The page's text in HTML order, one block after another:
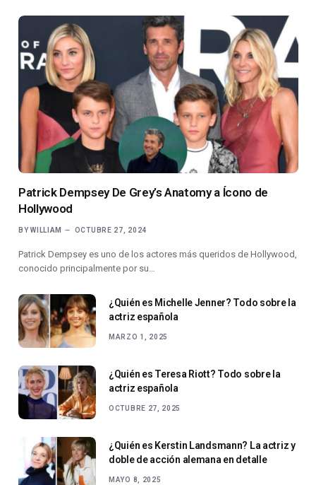
Patrick Dempsey De Grey’s Anatomy a Ícono de
Hollywood
BY WILLIAM OCTUBRE 27, 2024
Patrick Dempsey es uno de los actores más queridos de Hollywood,
conocido principalmente por su…
¿Quién es Michelle Jenner? Todo sobre la
actriz española
MARZO 1, 2025
¿Quién es Teresa Riott? Todo sobre la
actriz española
OCTUBRE 27, 2025
¿Quién es Kerstin Landsmann? La actriz y
doble de acción alemana en detalle
MAYO 8, 2025